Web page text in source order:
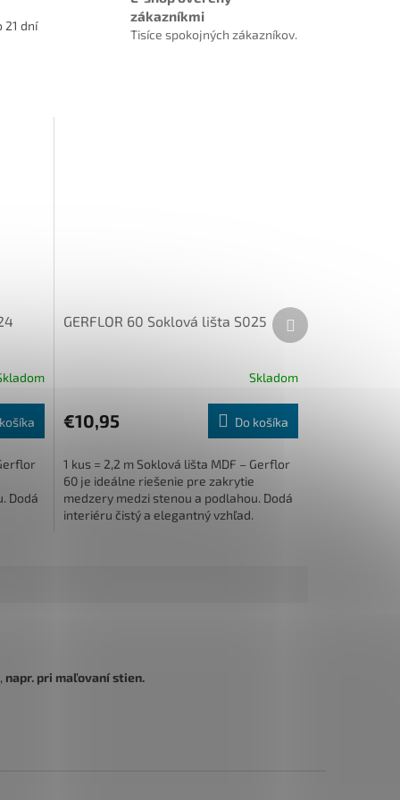
21 dní
zákazníkmi
Tisíce spokojných zákazníkov.
Dodá
GERFLOR 60 Soklová lišta S025
Skladom
€10,95 Do košíka
1 kus = 2,2 m Soklová lišta MDF – Gerflor
60 je ideálne riešenie pre zakrytie
medzery medzi stenou a podlahou. Dodá
interiéru čistý a elegantný vzhľad.
Ďalší
produkt
napr. pri maľovaní stien.